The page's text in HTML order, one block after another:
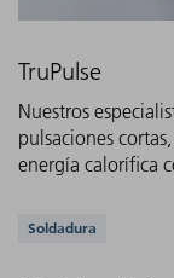
TruPulse
Nuestros
pulsaciones
energía calorífica
Aplicaciones
Soldadura